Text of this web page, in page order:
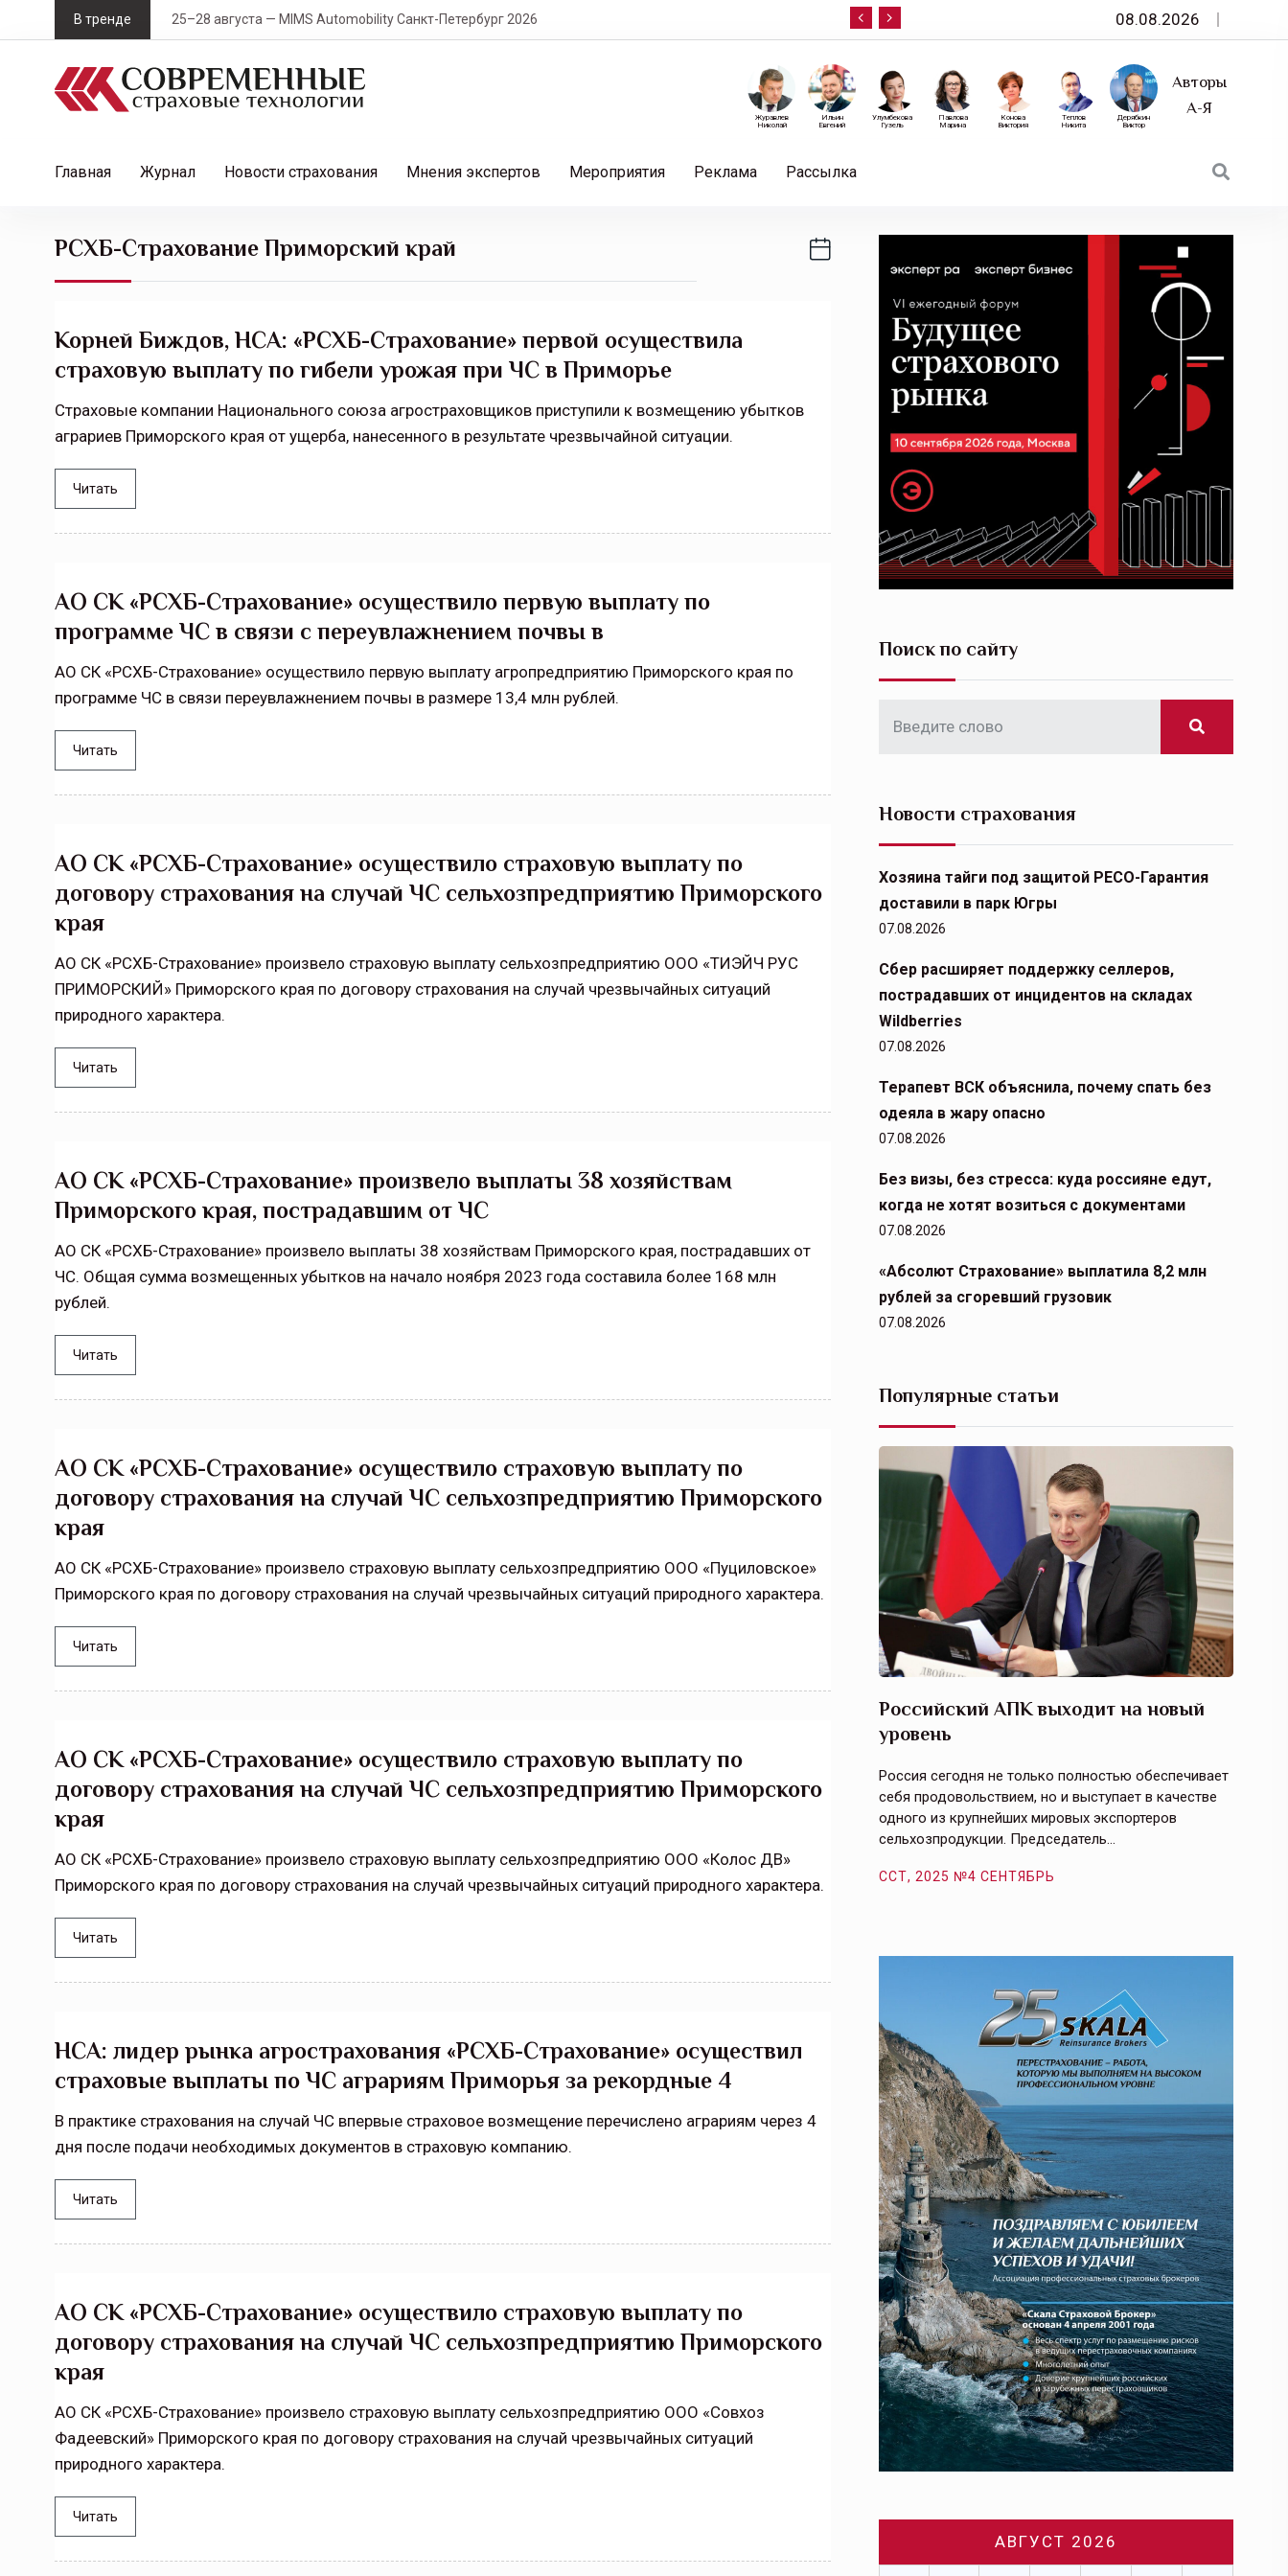
k
В тренде 25–28 августа — MIMS Automobility Санкт-Петербург 2026 10 сентября — «Эксперт РА» приглашает на
08.08.2026
Авторы
А-Я
Дерябкин
Виктор
Теплов
Никита
Конова
Виктория
Павлова
Марина
Улумбекова
Гузель
Ильин
Евгений
Журавлев
Николай
Главная Журнал Новости страхования Мнения экспертов Мероприятия Реклама Рассылка
РСХБ-Страхование Приморский край
Корней Биждов, НСА: «РСХБ-Страхование» первой осуществила
страховую выплату по гибели урожая при ЧС в Приморье
Страховые компании Национального союза агростраховщиков приступили к возмещению убытков
аграриев Приморского края от ущерба, нанесенного в результате чрезвычайной ситуации.
Читать
АО СК «РСХБ-Страхование» осуществило первую выплату по
программе ЧС в связи с переувлажнением почвы в
АО СК «РСХБ-Страхование» осуществило первую выплату агропредприятию Приморского края по
программе ЧС в связи переувлажнением почвы в размере 13,4 млн рублей.
Читать
АО СК «РСХБ-Страхование» осуществило страховую выплату по
договору страхования на случай ЧС сельхозпредприятию Приморского
края
АО СК «РСХБ-Страхование» произвело страховую выплату сельхозпредприятию ООО «ТИЭЙЧ РУС
ПРИМОРСКИЙ» Приморского края по договору страхования на случай чрезвычайных ситуаций
природного характера.
Читать
АО СК «РСХБ-Страхование» произвело выплаты 38 хозяйствам
Приморского края, пострадавшим от ЧС
АО СК «РСХБ-Страхование» произвело выплаты 38 хозяйствам Приморского края, пострадавших от
ЧС. Общая сумма возмещенных убытков на начало ноября 2023 года составила более 168 млн
рублей.
Читать
АО СК «РСХБ-Страхование» осуществило страховую выплату по
договору страхования на случай ЧС сельхозпредприятию Приморского
края
АО СК «РСХБ-Страхование» произвело страховую выплату сельхозпредприятию ООО «Пуциловское»
Приморского края по договору страхования на случай чрезвычайных ситуаций природного характера.
Читать
АО СК «РСХБ-Страхование» осуществило страховую выплату по
договору страхования на случай ЧС сельхозпредприятию Приморского
края
АО СК «РСХБ-Страхование» произвело страховую выплату сельхозпредприятию ООО «Колос ДВ»
Приморского края по договору страхования на случай чрезвычайных ситуаций природного характера.
Читать
НСА: лидер рынка агрострахования «РСХБ-Страхование» осуществил
страховые выплаты по ЧС аграриям Приморья за рекордные 4
В практике страхования на случай ЧС впервые страховое возмещение перечислено аграриям через 4
дня после подачи необходимых документов в страховую компанию.
Читать
АО СК «РСХБ-Страхование» осуществило страховую выплату по
договору страхования на случай ЧС сельхозпредприятию Приморского
края
АО СК «РСХБ-Страхование» произвело страховую выплату сельхозпредприятию ООО «Совхоз
Фадеевский» Приморского края по договору страхования на случай чрезвычайных ситуаций
природного характера.
Читать
Поиск по сайту
Новости страхования
Хозяина тайги под защитой РЕСО-Гарантия
доставили в парк Югры
07.08.2026
Сбер расширяет поддержку селлеров,
пострадавших от инцидентов на складах
Wildberries
07.08.2026
Терапевт ВСК объяснила, почему спать без
одеяла в жару опасно
07.08.2026
Без визы, без стресса: куда россияне едут,
когда не хотят возиться с документами
07.08.2026
«Абсолют Страхование» выплатила 8,2 млн
рублей за сгоревший грузовик
07.08.2026
Популярные статьи
Тамбовская область — не только
сельскохозяйственный регион с историческими
традициями выращивания агрокультур, но и зона
ССТ, 2025 №4 СЕНТЯБРЬ
рынка в России является одним из наиболее
прогрессивных в мире, однако в отдельных
ССТ, 2025 №4 СЕНТЯБРЬ
Российский АПК выходит на новый
уровень
Россия сегодня не только полностью обеспечивает
себя продовольствием, но и выступает в качестве
одного из крупнейших мировых экспортеров
сельхозпродукции. Председатель…
ССТ, 2025 №4 СЕНТЯБРЬ
АВГУСТ 2026